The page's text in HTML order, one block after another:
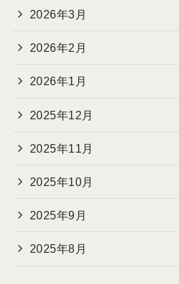
2026年3月
2026年2月
2026年1月
2025年12月
2025年11月
2025年10月
2025年9月
2025年8月